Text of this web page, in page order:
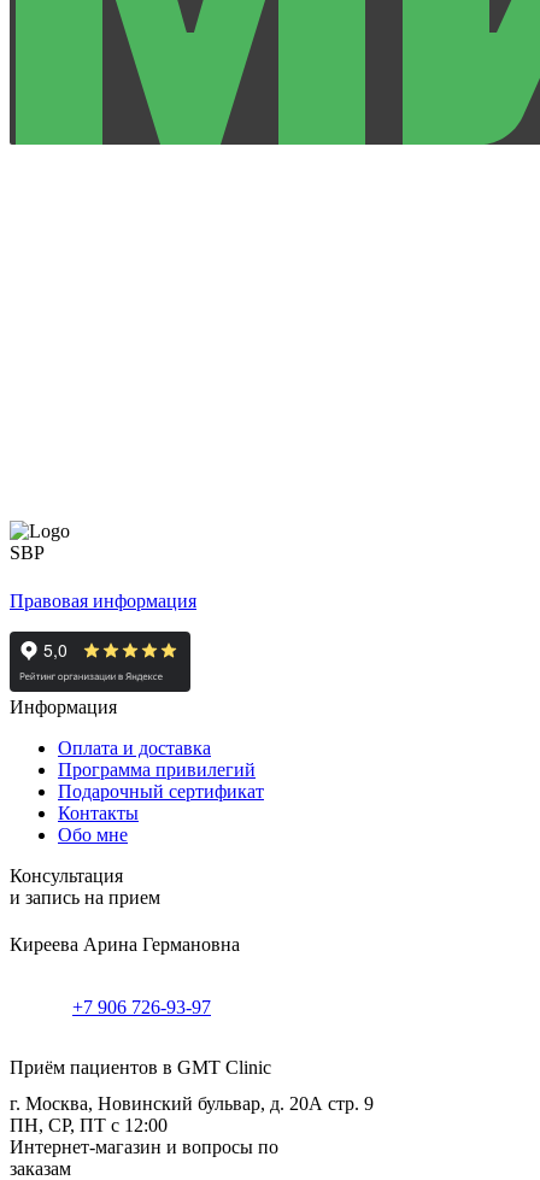
Правовая информация
Информация
Оплата и доставка
Программа привилегий
Подарочный сертификат
Контакты
Обо мне
Консультация
и запись на прием
Киреева Арина Германовна
+7 906 726-93-97
Приём пациентов в GMT Clinic
г. Москва, Новинский бульвар, д. 20А стр. 9
ПН, СР, ПТ с 12:00
Интернет-магазин и вопросы по
заказам